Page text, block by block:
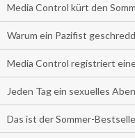
Media Control kürt den
Warum ein Pazifist
Media Control registriert
Jeden Tag ein sexuelles
Das ist der Sommer-